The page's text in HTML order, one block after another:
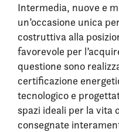
Intermedia, nuove e
un’occasione unica
costruttiva alla
favorevole per
questione sono
certificazione
tecnologico e
spazi ideali per la vita
consegnate